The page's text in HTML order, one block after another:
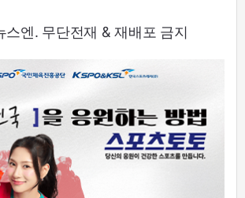
엔. 무단전재 & 재배포 금지